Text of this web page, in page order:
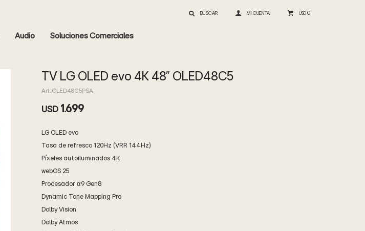
Audio Soluciones Comerciales
USD 0
TV LG OLED evo 4K 48" OLED48C5
OLED48C5PSA
USD 1.699
LG OLED evo
Tasa de refresco 120Hz (VRR 144Hz)
Píxeles autoiluminados 4K
webOS 25
Procesador α9 Gen8
Dynamic Tone Mapping Pro
Dolby Vision
Dolby Atmos